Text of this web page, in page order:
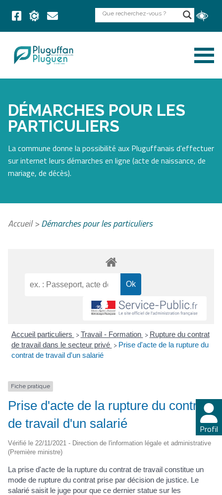
DÉMARCHES POUR LES
PARTICULIERS
La commune donne la possibilité aux Pluguffanais d'effectuer
sur internet leurs démarches en ligne (acte de naissance, de
mariage, de décès).
Profil
Accueil>Démarches pour les particuliers
Accueil particuliers > Travail - Formation > Rupture du contrat
de travail dans le secteur privé > Prise d'acte de la rupture du
contrat de travail d'un salarié
Fiche pratique
Prise d'acte de la rupture du contrat
de travail d'un salarié
Vérifié le 22/11/2021 - Direction de l'information légale et administrative
(Première ministre)
La prise d'acte de la rupture du contrat de travail constitue un
mode de rupture du contrat prise par décision de justice. Le
salarié saisit le juge pour que ce dernier statue sur les